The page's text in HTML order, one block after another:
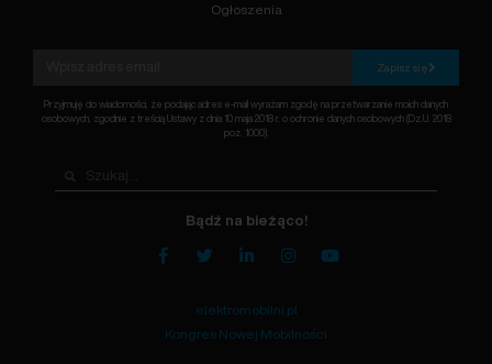
Ogłoszenia
Zapisz się
Przyjmuję do wiadomości, że podając adres e-mail wyrażam zgodę na przetwarzanie moich danych
osobowych, zgodnie z treścią Ustawy z dnia 10 maja 2018 r. o ochronie danych osobowych (Dz.U. 2018
poz. 1000).
Bądź na bieżąco!
elektromobilni.pl
Kongres Nowej Mobilności